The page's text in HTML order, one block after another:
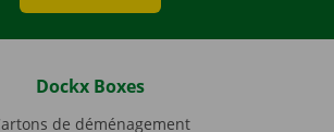
Dockx Boxes
de déménagement